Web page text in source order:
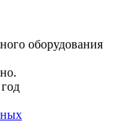
оборудования